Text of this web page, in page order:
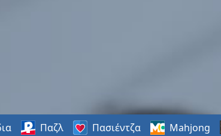
Παζλ Πασιέντζα Mahjong